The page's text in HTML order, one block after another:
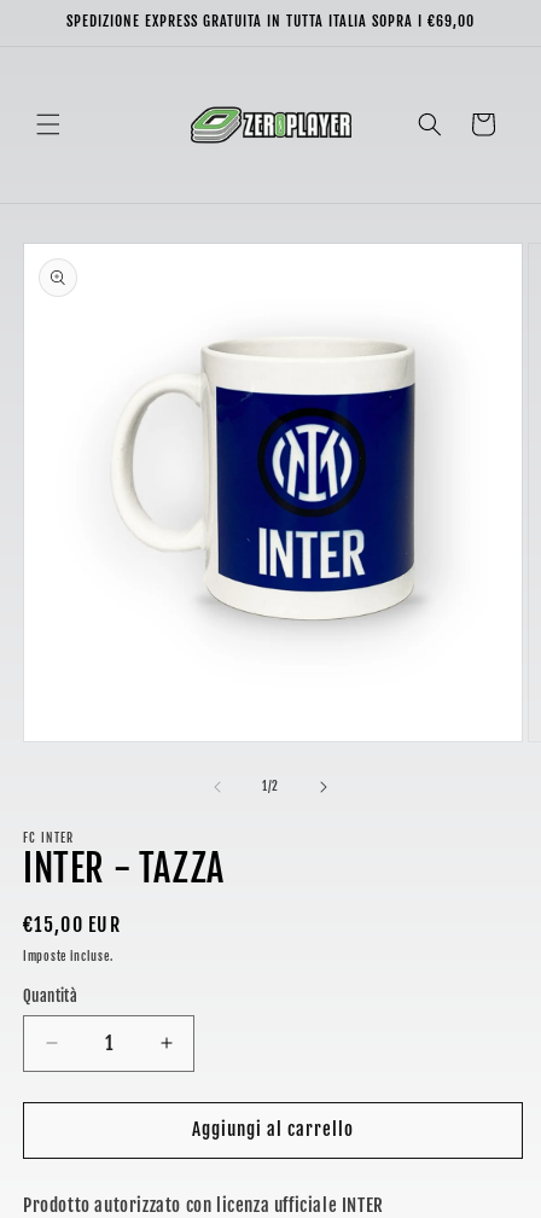
direttamente
SPEDIZIONE EXPRESS GRATUITA IN TUTTA ITALIA SOPRA I €69,00
Carrello
Passa alle
informazioni
sul prodotto
finestra
modale
1 /su
2
FC INTER
INTER - TAZZA
Prezzo
di
listino
€15,00 EUR
Imposte incluse.
Quantità
Diminuisci
quantità
per
-
Aumenta
quantità
per
INTER
-
Aggiungi al carrello
Prodotto autorizzato con licenza ufficiale INTER